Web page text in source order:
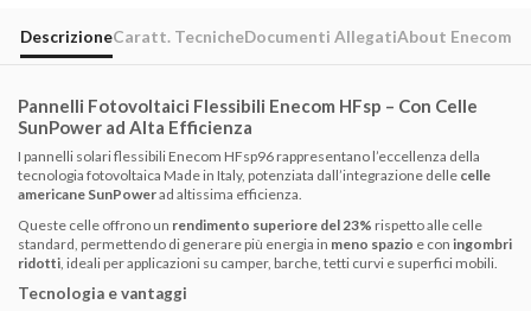
DescrizioneCaratt. TecnicheDocumenti AllegatiAbout Enecom
Pannelli Fotovoltaici Flessibili Enecom HFsp – Con Celle
SunPower ad Alta Efficienza
I pannelli solari flessibili Enecom HFsp96 rappresentano l’eccellenza della
tecnologia fotovoltaica Made in Italy, potenziata dall’integrazione delle celle
americane SunPowerad altissima efficienza.
Queste celle offrono un rendimento superiore del 23% rispetto alle celle
standard, permettendo di generare più energia in meno spazio e con ingombri
ridotti , ideali per applicazioni su camper, barche, tetti curvi e superfici mobili.
Tecnologia e vantaggi